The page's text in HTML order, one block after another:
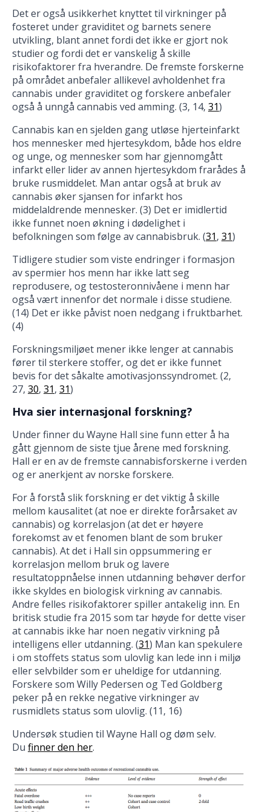
Det er også usikkerhet knyttet til virkninger på
fosteret under graviditet og barnets senere
utvikling, blant annet fordi det ikke er gjort nok
studier og fordi det er vanskelig å skille
risikofaktorer fra hverandre. De fremste forskerne
på området anbefaler allikevel avholdenhet fra
cannabis under graviditet og forskere anbefaler
også å unngå cannabis ved amming. (3, 14, 31)
Cannabis kan en sjelden gang utløse hjerteinfarkt
hos mennesker med hjertesykdom, både hos eldre
og unge, og mennesker som har gjennomgått
infarkt eller lider av annen hjertesykdom frarådes å
bruke rusmiddelet. Man antar også at bruk av
cannabis øker sjansen for infarkt hos
middelaldrende mennesker. (3) Det er imidlertid
ikke funnet noen økning i dødelighet i
befolkningen som følge av cannabisbruk. (31, 31)
Tidligere studier som viste endringer i formasjon
av spermier hos menn har ikke latt seg
reprodusere, og testosteronnivåene i menn har
også vært innenfor det normale i disse studiene.
(14) Det er ikke påvist noen nedgang i fruktbarhet.
(4)
Forskningsmiljøet mener ikke lenger at cannabis
fører til sterkere stoffer, og det er ikke funnet
bevis for det såkalte amotivasjonssyndromet. (2,
27, 30, 31, 31)
Hva sier internasjonal forskning?
Under finner du Wayne Hall sine funn etter å ha
gått gjennom de siste tjue årene med forskning.
Hall er en av de fremste cannabisforskerne i verden
og er anerkjent av norske forskere.
For å forstå slik forskning er det viktig å skille
mellom kausalitet (at noe er direkte forårsaket av
cannabis) og korrelasjon (at det er høyere
forekomst av et fenomen blant de som bruker
cannabis). At det i Hall sin oppsummering er
korrelasjon mellom bruk og lavere
resultatoppnåelse innen utdanning behøver derfor
ikke skyldes en biologisk virkning av cannabis.
Andre felles risikofaktorer spiller antakelig inn. En
britisk studie fra 2015 som tar høyde for dette viser
at cannabis ikke har noen negativ virkning på
intelligens eller utdanning. (31) Man kan spekulere
i om stoffets status som ulovlig kan lede inn i miljø
eller selvbilder som er uheldige for utdanning.
Forskere som Willy Pedersen og Ted Goldberg
peker på en rekke negative virkninger av
rusmidlets status som ulovlig. (11, 16)
Undersøk studien til Wayne Hall og døm selv.
Du finner den her.